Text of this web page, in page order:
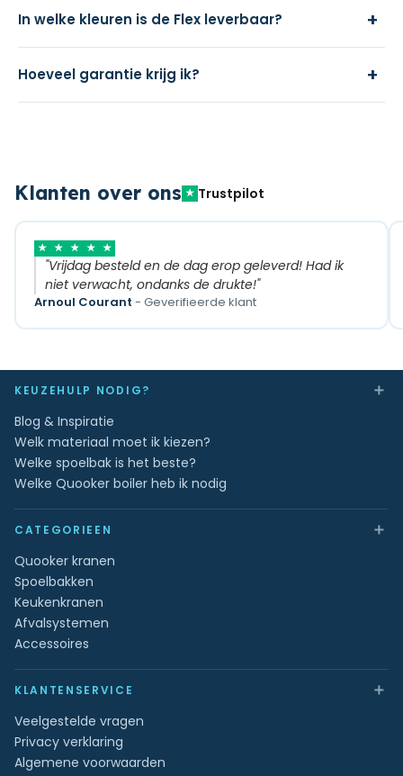
In welke kleuren is de Flex leverbaar? +
Hoeveel garantie krijg ik? +
Klanten over ons ★ Trustpilot
★ ★ ★ ★ ★
"Vrijdag besteld en de dag erop geleverd! Had ik
niet verwacht, ondanks de drukte!"
Arnoul Courant - Geverifieerde klant
KEUZEHULP NODIG? ＋
Blog & Inspiratie
Welk materiaal moet ik kiezen?
Welke spoelbak is het beste?
Welke Quooker boiler heb ik nodig
CATEGORIEEN ＋
Quooker kranen
Spoelbakken
Keukenkranen
Afvalsystemen
Accessoires
KLANTENSERVICE ＋
Veelgestelde vragen
Privacy verklaring
Algemene voorwaarden